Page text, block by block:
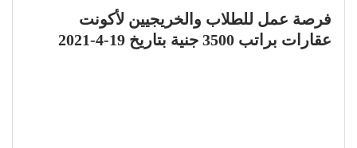
فرصة عمل للطلاب والخريجيين لأكونت
عقارات براتب 3500 جنية بتاريخ 19-4-2021